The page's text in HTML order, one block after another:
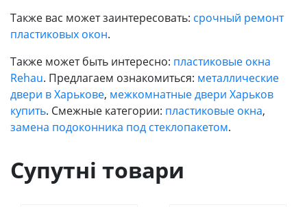
Также вас может заинтересовать: срочный ремонт
пластиковых окон.
Также может быть интересно: пластиковые окна
Rehau. Предлагаем ознакомиться: металлические
двери в Харькове, межкомнатные двери Харьков
купить. Смежные категории: пластиковые окна,
замена подоконника под стеклопакетом.
Супутні товари